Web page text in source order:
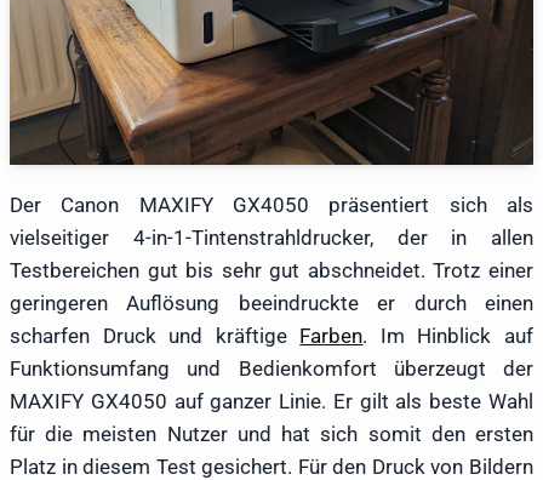
Der Canon MAXIFY GX4050 präsentiert sich als
vielseitiger 4-in-1-Tintenstrahldrucker, der in allen
Testbereichen gut bis sehr gut abschneidet. Trotz einer
geringeren Auflösung beeindruckte er durch einen
scharfen Druck und kräftige Farben. Im Hinblick auf
Funktionsumfang und Bedienkomfort überzeugt der
MAXIFY GX4050 auf ganzer Linie. Er gilt als beste Wahl
für die meisten Nutzer und hat sich somit den ersten
Platz in diesem Test gesichert. Für den Druck von Bildern